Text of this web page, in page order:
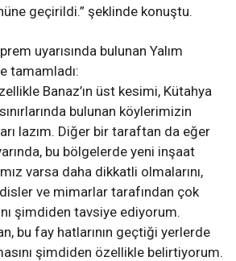
geçirildi.” şeklinde konuştu.
uyarısında bulunan Yalım
tamamladı:
Banaz’ın üst kesimi, Kütahya
bulunan köylerimizin
lazım. Diğer bir taraftan da eğer
bu bölgelerde yeni inşaat
varsa daha dikkatli olmalarını,
ve mimarlar tarafından çok
şimdiden tavsiye ediyorum.
bu fay hatlarının geçtiği yerlerde
şimdiden özellikle belirtiyorum.